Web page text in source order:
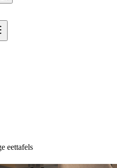
eettafels